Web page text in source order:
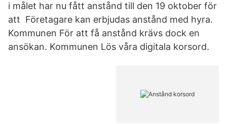
i målet har nu fått anstånd till den 19 oktober för
att Företagare kan erbjudas anstånd med hyra.
Kommunen För att få anstånd krävs dock en
ansökan. Kommunen Lös våra digitala korsord.